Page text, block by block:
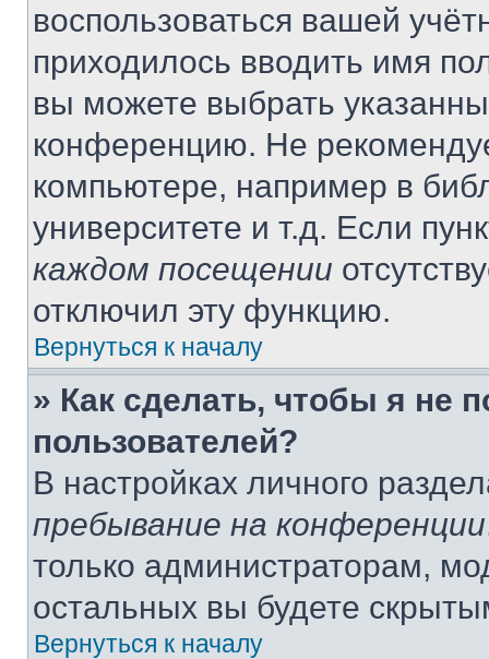
воспользоваться вашей
приходилось вводить имя
вы можете выбрать
конференцию. Не
компьютере, например в
университете и т.д. Если
каждом посещении
отключил эту функцию.
Вернуться к началу
» Как сделать, чтобы я не
пользователей?
В настройках личного
пребывание на конференции
только администраторам,
остальных вы будете
Вернуться к началу